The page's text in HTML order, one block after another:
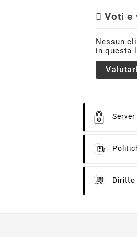
Voti e
Nessun
in questa
Diritto